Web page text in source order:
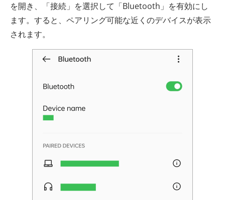
を開き、「接続」を選択して「Bluetooth」を有効にし
ます。すると、ペアリング可能な近くのデバイスが表示
されます。